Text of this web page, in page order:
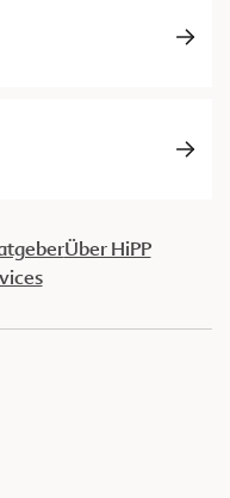
Über HiPP